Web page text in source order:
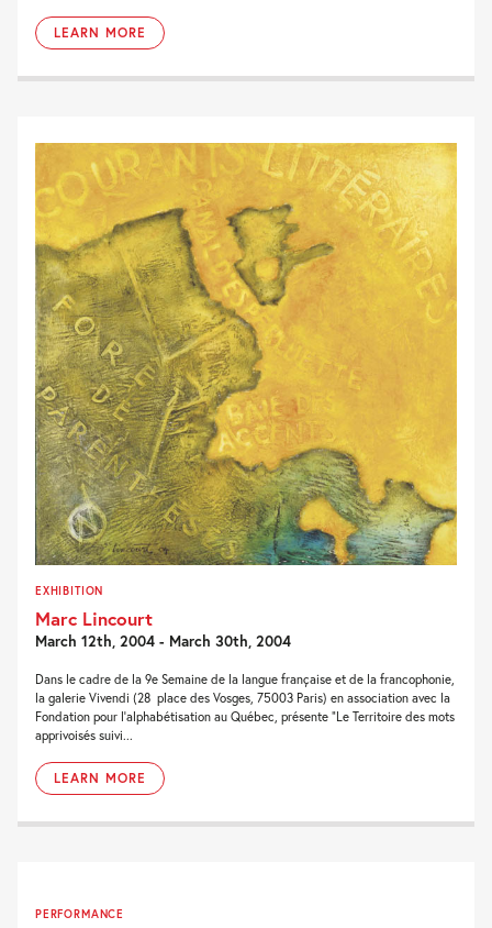
LEARN MORE
EXHIBITION
Marc Lincourt
March 12th, 2004 - March 30th, 2004
Dans le cadre de la 9e Semaine de la langue française et de la francophonie,
la galerie Vivendi (28 place des Vosges, 75003 Paris) en association avec la
Fondation pour l’alphabétisation au Québec, présente “Le Territoire des mots
apprivoisés suivi...
LEARN MORE
PERFORMANCE